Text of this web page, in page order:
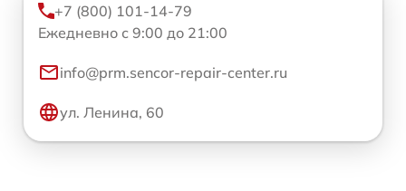
+7 (800) 101-14-79
Ежедневно с 9:00 до 21:00
info@prm.sencor-repair-center.ru
ул. Ленина, 60